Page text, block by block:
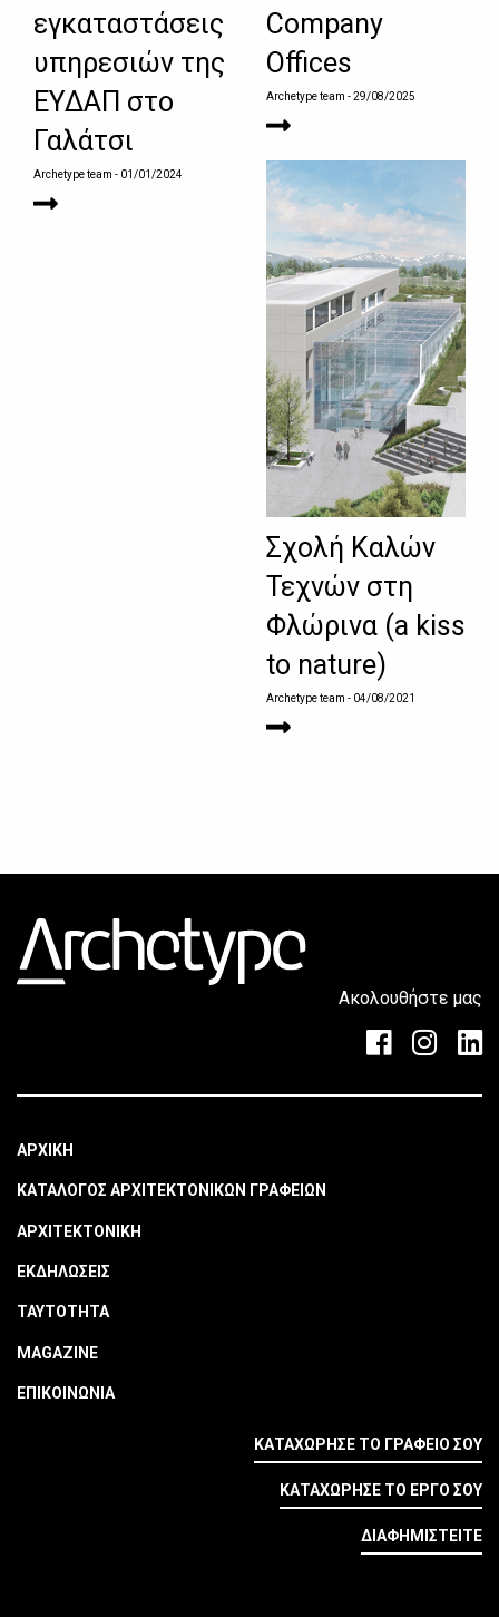
εγκαταστάσεις
υπηρεσιών της
ΕΥΔΑΠ στο
Γαλάτσι
Archetype team - 01/01/2024
Company
Offices
Archetype team - 29/08/2025
Σχολή Καλών
Τεχνών στη
Φλώρινα (a kiss
to nature)
Archetype team - 04/08/2021
Ακολουθήστε μας
ΑΡΧΙΚΗ
ΚΑΤΑΛΟΓΟΣ ΑΡΧΙΤΕΚΤΟΝΙΚΩΝ ΓΡΑΦΕΙΩΝ
ΑΡΧΙΤΕΚΤΟΝΙΚΗ
ΕΚΔΗΛΩΣΕΙΣ
ΤΑΥΤΟΤΗΤΑ
MAGAZINE
ΕΠΙΚΟΙΝΩΝΙΑ
ΚΑΤΑΧΩΡΗΣΕ ΤΟ ΓΡΑΦΕΙΟ ΣΟΥ
ΚΑΤΑΧΩΡΗΣΕ ΤΟ ΕΡΓΟ ΣΟΥ
ΔΙΑΦΗΜΙΣΤΕΙΤΕ